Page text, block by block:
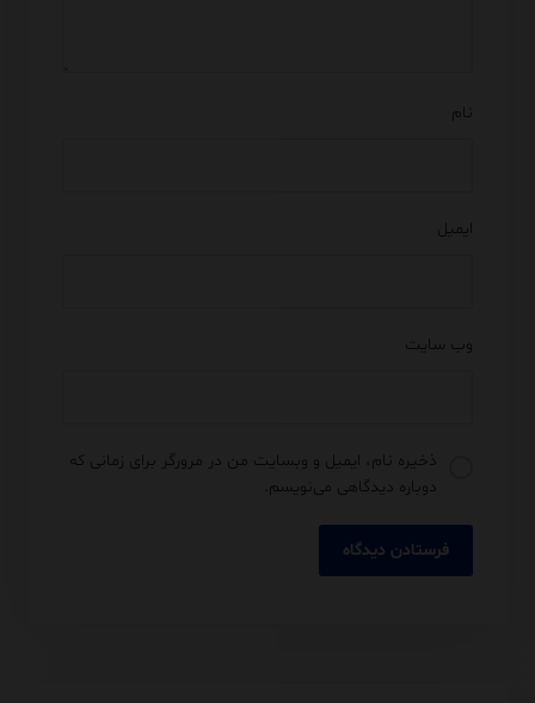
نام
ایمیل
وب‌ سایت
ذخیره نام، ایمیل و وبسایت من در مرورگر برای زمانی که
دوباره دیدگاهی می‌نویسم.